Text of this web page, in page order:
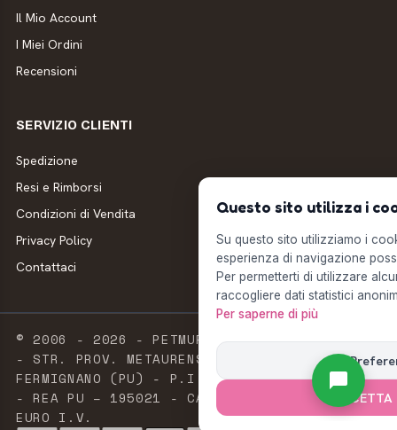
Il Mio Account
I Miei Ordini
Recensioni
SERVIZIO CLIENTI
Spedizione
Resi e Rimborsi
Condizioni di Vendita
Privacy Policy
Contattaci
© 2006 - 2026 - PETMUFFIN - MILLSTORE SRL
- STR. PROV. METAURENSE, 20 - 61033
FERMIGNANO (PU) - P.I. E C.F. 02603420411
- REA PU – 195021 - CAPITALE SOCIALE 2.500
EURO I.V.
Questo sito utilizza i
Su questo sito utilizziamo i
esperienza di navigazione
Per permetterti di utilizzare
raccogliere dati statistici
Per saperne di più